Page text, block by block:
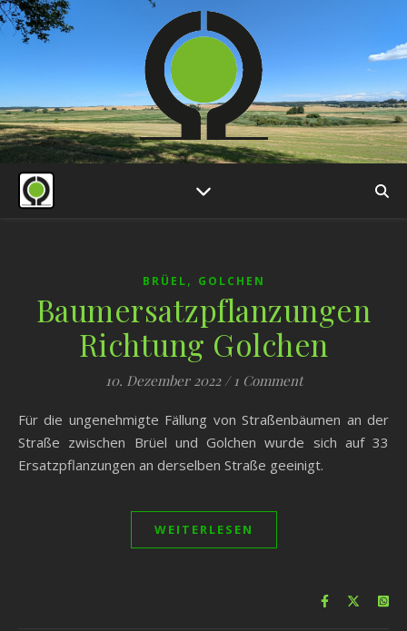
BRÜEL, GOLCHEN
Baumersatzpflanzungen
Richtung Golchen
10. Dezember 2022 / 1 Comment
Für die ungenehmigte Fällung von Straßenbäumen an der
Straße zwischen Brüel und Golchen wurde sich auf 33
Ersatzpflanzungen an derselben Straße geeinigt.
WEITERLESEN